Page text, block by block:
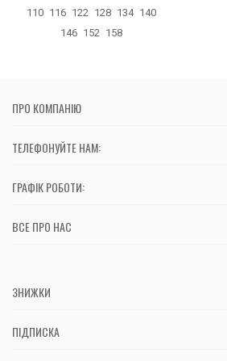
110 116 122 128 134 140
146 152 158
ПРО КОМПАНІЮ
ТЕЛЕФОНУЙТЕ НАМ:
ГРАФІК РОБОТИ:
ВСЕ ПРО НАС
ЗНИЖКИ
ПІДПИСКА